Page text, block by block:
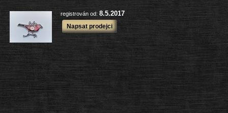
registrován od:8.5.2017
Napsat prodejci